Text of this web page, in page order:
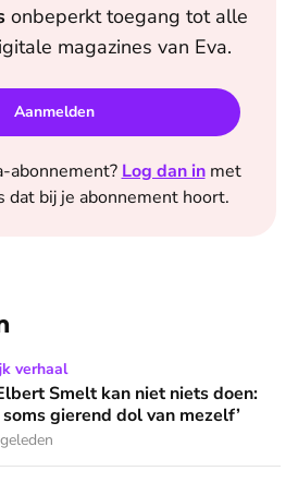
onbeperkt toegang tot alle
magazines van Eva.
Aanmelden
-abonnement? Log dan in met
dat bij je abonnement hoort.
niet niets doen: ‘Ik word soms
verhaal
Smelt kan niet niets doen:
gierend dol van mezelf’